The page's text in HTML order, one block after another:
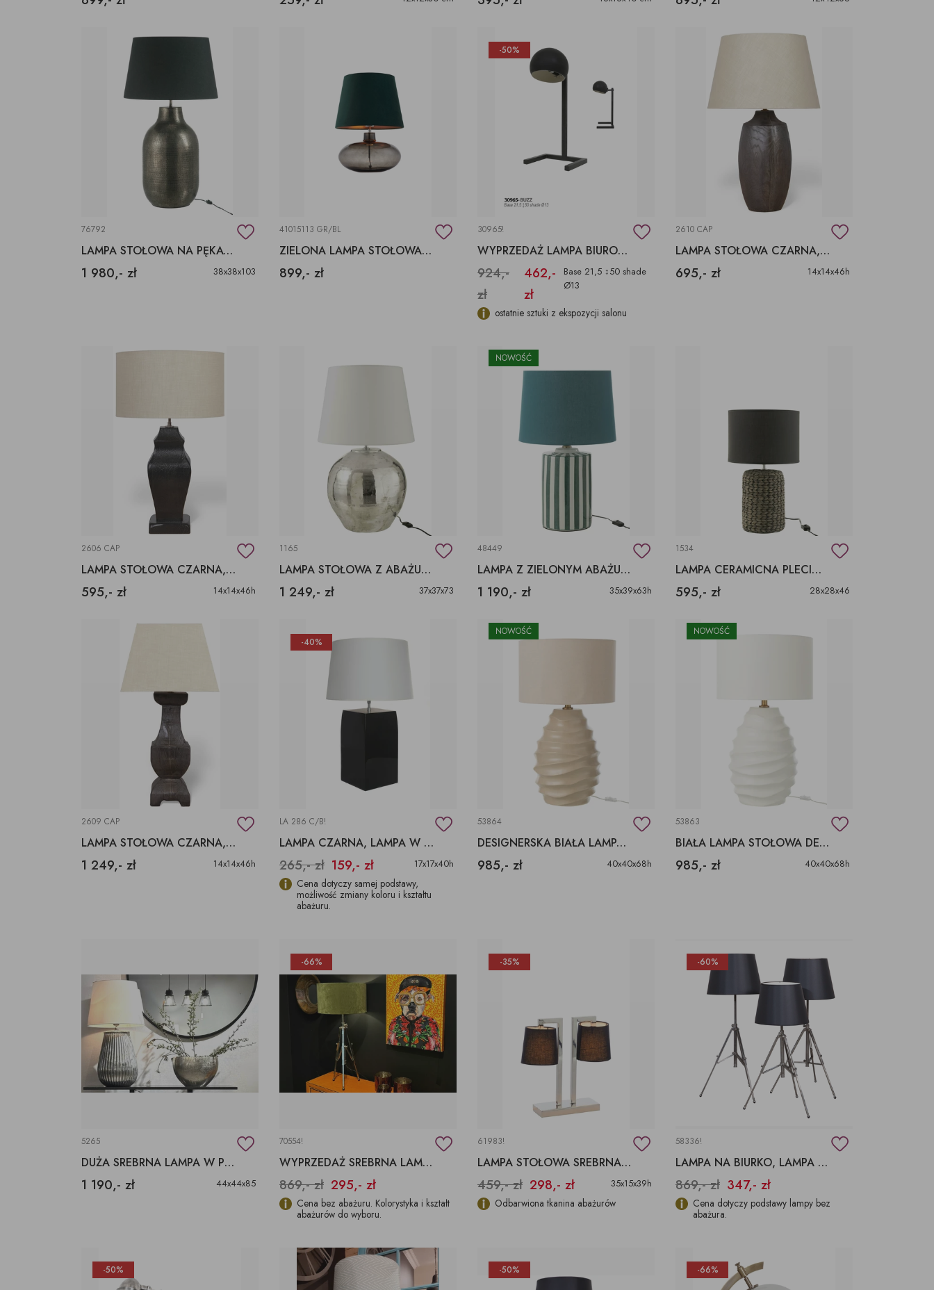
76792
LAMPA STOŁOWA NA PĘKATEJ PODSTAWIE Z CZARNYM ABAŻUREM.
1 980,- zł 38x38x103
41015113 GR/BL
ZIELONA LAMPA STOŁOWA DO SYPIALNI
899,- zł
-50%
30965!
WYPRZEDAŻ LAMPA BIUROWA CZARNA
924,-
zł
462,-
zł
Base 21,5 ↕50 shade
Ø13
ostatnie sztuki z ekspozycji salonu
2610 CAP
LAMPA STOŁOWA CZARNA, DREWNIANA LAMPA STOŁOWA
695,- zł 14x14x46h
2606 CAP
LAMPA STOŁOWA CZARNA, DREWNIANA LAMPA STOŁOWA
595,- zł 14x14x46h
1165
LAMPA STOŁOWA Z ABAŻUREM
1 249,- zł 37x37x73
NOWOŚĆ
48449
LAMPA Z ZIELONYM ABAŻUREM, LAMPA W PASY ZIELONA
1 190,- zł 35x39x63h
1534
LAMPA CERAMICNA PLECIONKA IMITACJA
595,- zł 28x28x46
2609 CAP
LAMPA STOŁOWA CZARNA, DREWNIANA LAMPA STOŁOWA
1 249,- zł 14x14x46h
-40%
LA 286 C/B!
LAMPA CZARNA, LAMPA W POŁYSKU
265,- zł 159,- zł 17x17x40h
Cena dotyczy samej podstawy,
możliwość zmiany koloru i kształtu
abażuru.
NOWOŚĆ
53864
DESIGNERSKA BIAŁA LAMPA STOŁOWA W STYLU MODERN ORGANIC
985,- zł 40x40x68h
NOWOŚĆ
53863
BIAŁA LAMPA STOŁOWA DESIGNERSKA
985,- zł 40x40x68h
5265
DUŻA SREBRNA LAMPA W PRĄŻKI ABAŻUR BIAŁY
1 190,- zł 44x44x85
-66%
70554!
WYPRZEDAŻ SREBRNA LAMPA KLASYCZNY STATYW
869,- zł 295,- zł
Cena bez abażuru. Kolorystyka i kształt
abażurów do wyboru.
-35%
61983!
LAMPA STOŁOWA SREBRNA, ABAŻURY Z TKANINY
459,- zł 298,- zł 35x15x39h
Odbarwiona tkanina abażurów
-60%
58336!
LAMPA NA BIURKO, LAMPA NA TRÓJNOGU
869,- zł 347,- zł
Cena dotyczy podstawy lampy bez
abażura.
-50% -50% -66%